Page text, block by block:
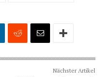
Nächster Artikel